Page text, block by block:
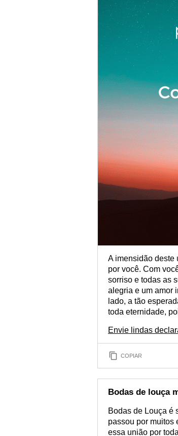
A imensidão deste
por você. Com
sorriso e todas as
alegria e um amor
lado, a tão
toda eternidade,
Envie lindas
COPIAR
Bodas de louça
Bodas de Louça é
passou por muitos
essa união por